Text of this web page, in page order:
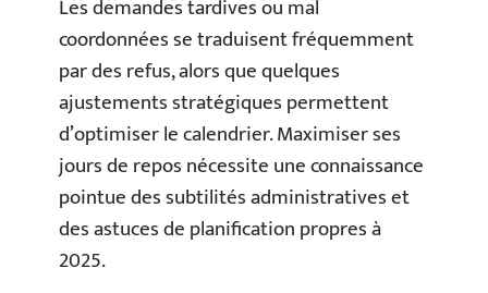
Les demandes tardives ou mal
coordonnées se traduisent fréquemment
par des refus, alors que quelques
ajustements stratégiques permettent
d’optimiser le calendrier. Maximiser ses
jours de repos nécessite une connaissance
pointue des subtilités administratives et
des astuces de planification propres à
2025.